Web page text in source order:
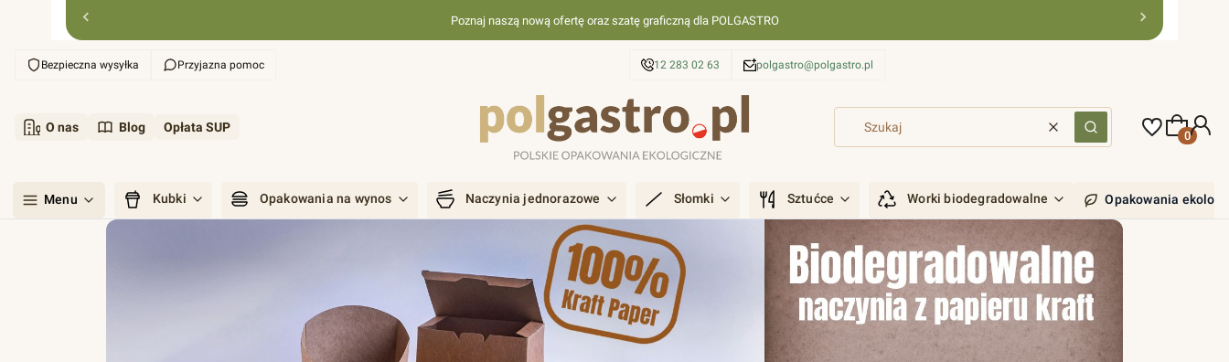
Poznaj naszą nową ofertę oraz szatę graficzną dla POLGASTRO
Bezpieczna wysyłka Przyjazna pomoc 12 283 02 63 polgastro@polgastro.pl
O nas Blog Opłata SUP
WyczyśćSzukaj
Produkty
Menu Kubki Opakowania na wynos Naczynia jednorazowe Słomki Sztućce Worki biodegradowalne Opakowania